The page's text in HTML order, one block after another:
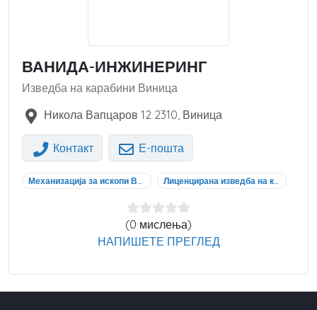
ВАНИДА-ИНЖИНЕРИНГ
Изведба на карабини Виница
Никола Вапцаров 12 2310, Виница
Контакт Е-пошта
Механизација за ископи Виница Лиценцирана изведба на карабини Виница
(0 мислења)
НАПИШЕТЕ ПРЕГЛЕД